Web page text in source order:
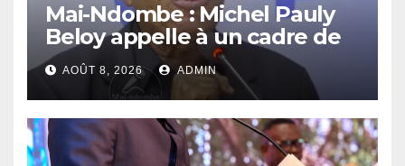
Mai-Ndombe : Michel Pauly
Beloy appelle à un cadre de
concertation avant la tenue
du dialogue inclusif
AOÛT 8, 2026 ADMIN